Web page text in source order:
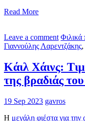
Read More
Leave a comment Φιλικά
Γιαννούλης Λαρεντζάκης,
Κάιλ Χάινς:
της βραδιάς
19 Sep 2023 gavros
Η μεγάλη φιέστα για